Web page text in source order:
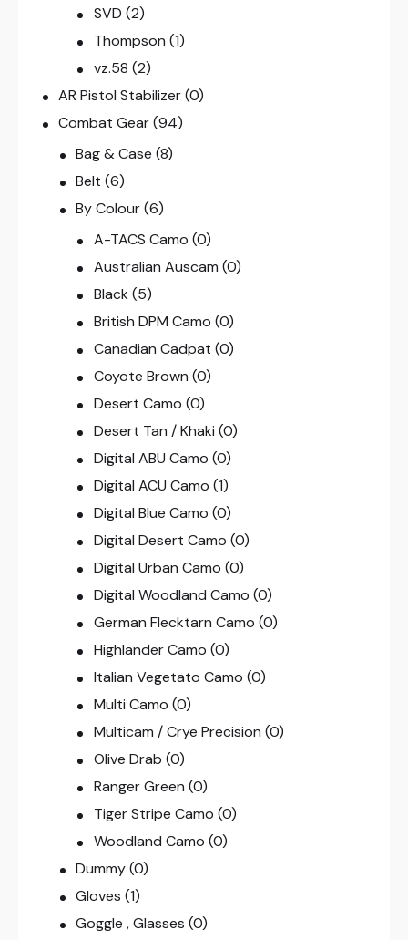
SVD (2)
Thompson (1)
vz.58 (2)
AR Pistol Stabilizer(0)
Combat Gear(94)
Bag & Case (8)
Belt (6)
By Colour (6)
A-TACS Camo (0)
Australian Auscam (0)
Black (5)
British DPM Camo (0)
Canadian Cadpat (0)
Coyote Brown (0)
Desert Camo (0)
Desert Tan / Khaki (0)
Digital ABU Camo (0)
Digital ACU Camo (1)
Digital Blue Camo (0)
Digital Desert Camo (0)
Digital Urban Camo (0)
Digital Woodland Camo (0)
German Flecktarn Camo (0)
Highlander Camo (0)
Italian Vegetato Camo (0)
Multi Camo (0)
Multicam / Crye Precision (0)
Olive Drab (0)
Ranger Green (0)
Tiger Stripe Camo (0)
Woodland Camo (0)
Dummy (0)
Gloves (1)
Goggle , Glasses (0)